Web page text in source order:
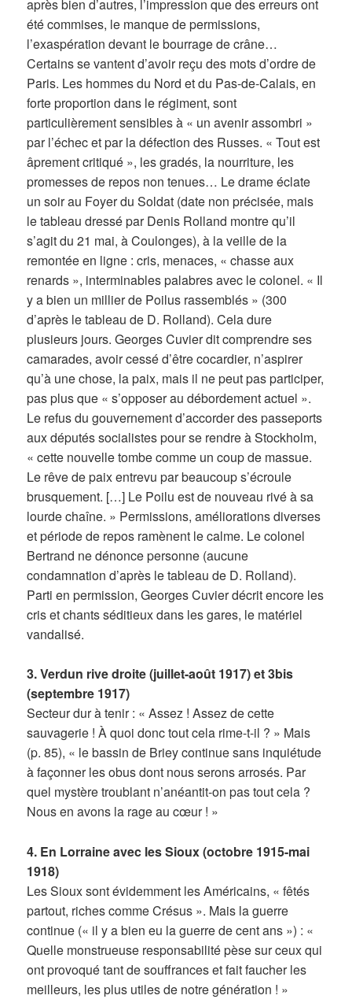
après bien d’autres, l’impression que des erreurs ont
été commises, le manque de permissions,
l’exaspération devant le bourrage de crâne…
Certains se vantent d’avoir reçu des mots d’ordre de
Paris. Les hommes du Nord et du Pas-de-Calais, en
forte proportion dans le régiment, sont
particulièrement sensibles à « un avenir assombri »
par l’échec et par la défection des Russes. « Tout est
âprement critiqué », les gradés, la nourriture, les
promesses de repos non tenues… Le drame éclate
un soir au Foyer du Soldat (date non précisée, mais
le tableau dressé par Denis Rolland montre qu’il
s’agit du 21 mai, à Coulonges), à la veille de la
remontée en ligne : cris, menaces, « chasse aux
renards », interminables palabres avec le colonel. « Il
y a bien un millier de Poilus rassemblés » (300
d’après le tableau de D. Rolland). Cela dure
plusieurs jours. Georges Cuvier dit comprendre ses
camarades, avoir cessé d’être cocardier, n’aspirer
qu’à une chose, la paix, mais il ne peut pas participer,
pas plus que « s’opposer au débordement actuel ».
Le refus du gouvernement d’accorder des passeports
aux députés socialistes pour se rendre à Stockholm,
« cette nouvelle tombe comme un coup de massue.
Le rêve de paix entrevu par beaucoup s’écroule
brusquement. […] Le Poilu est de nouveau rivé à sa
lourde chaîne. » Permissions, améliorations diverses
et période de repos ramènent le calme. Le colonel
Bertrand ne dénonce personne (aucune
condamnation d’après le tableau de D. Rolland).
Parti en permission, Georges Cuvier décrit encore les
cris et chants séditieux dans les gares, le matériel
vandalisé.
3. Verdun rive droite (juillet-août 1917) et 3bis
(septembre 1917)
Secteur dur à tenir : « Assez ! Assez de cette
sauvagerie ! À quoi donc tout cela rime-t-il ? » Mais
(p. 85), « le bassin de Briey continue sans inquiétude
à façonner les obus dont nous serons arrosés. Par
quel mystère troublant n’anéantit-on pas tout cela ?
Nous en avons la rage au cœur ! »
4. En Lorraine avec les Sioux (octobre 1915-mai
1918)
Les Sioux sont évidemment les Américains, « fêtés
partout, riches comme Crésus ». Mais la guerre
continue (« il y a bien eu la guerre de cent ans ») : «
Quelle monstrueuse responsabilité pèse sur ceux qui
ont provoqué tant de souffrances et fait faucher les
meilleurs, les plus utiles de notre génération ! »